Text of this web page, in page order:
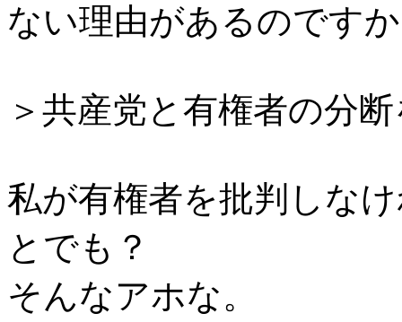
ない理由があるのです
＞共産党と有権者の分
私が有権者を批判しな
とでも？
そんなアホな。